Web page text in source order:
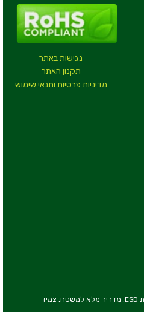
נגישות באתר
תקנון האתר
מדיניות פרטיות ותנאי שימוש
איך מקימים עמדת עבודה מוגנת ESD: מדריך מלא למשטח, צמיד